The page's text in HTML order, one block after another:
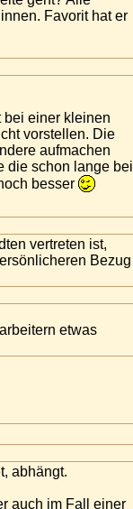
Favorit hat er
einer kleinen
vorstellen. Die
aufmachen
die schon lange bei
besser
vertreten ist,
Bezug
etwas
abhängt.
auch im Fall einer